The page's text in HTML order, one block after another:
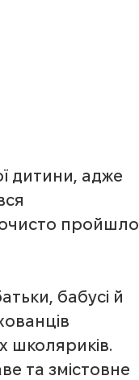
дитини, адже
пройшло
бабусі й
школяриків.
та змістовне